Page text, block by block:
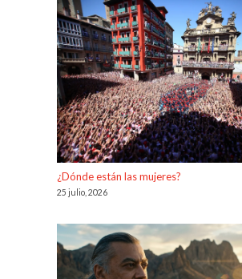
¿Dónde están las mujeres?
25 julio, 2026